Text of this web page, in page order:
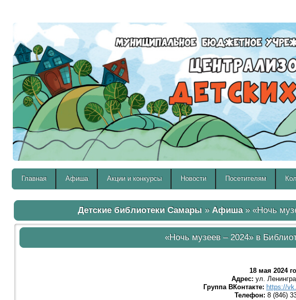
Главная Афиша Акции и конкурсы Новости Посетителям
Детские библиотеки Самары» Афиша» «Ночь
«Ночь музеев – 2024» в
18 мая 2024
Адрес: ул.
Группа ВКонтакте: https://
Телефон: 8 (846)